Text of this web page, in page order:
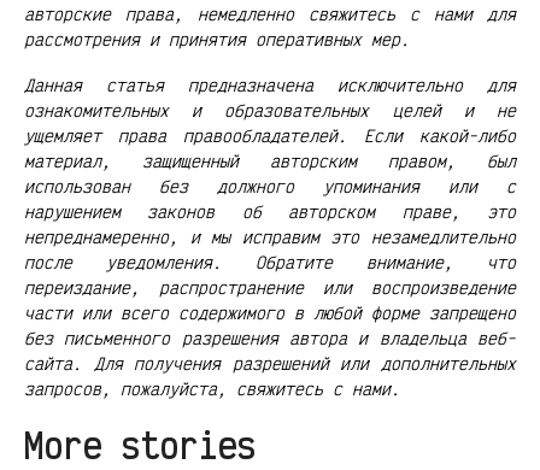
авторские права, немедленно свяжитесь с нами для
рассмотрения и принятия оперативных мер.
Данная статья предназначена исключительно для
ознакомительных и образовательных целей и не
ущемляет права правообладателей. Если какой-либо
материал, защищенный авторским правом, был
использован без должного упоминания или с
нарушением законов об авторском праве, это
непреднамеренно, и мы исправим это незамедлительно
после уведомления. Обратите внимание, что
переиздание, распространение или воспроизведение
части или всего содержимого в любой форме запрещено
без письменного разрешения автора и владельца веб-
сайта. Для получения разрешений или дополнительных
запросов, пожалуйста, свяжитесь с нами.
More stories